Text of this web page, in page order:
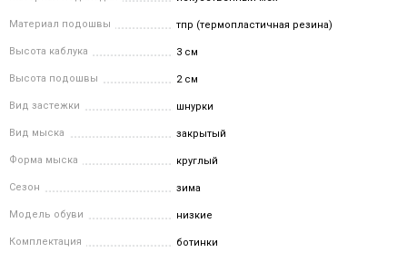
Материал подошвы тпр (термопластичная резина)
Высота каблука 3 см
Высота подошвы 2 см
Вид застежки шнурки
Вид мыска закрытый
Форма мыска круглый
Сезон зима
Модель обуви низкие
Комплектация ботинки